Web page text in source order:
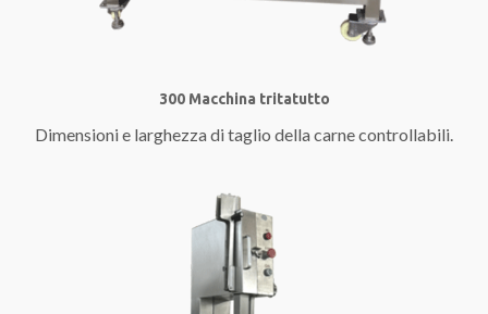
300 Macchina tritatutto
Dimensioni e larghezza di taglio della carne controllabili.